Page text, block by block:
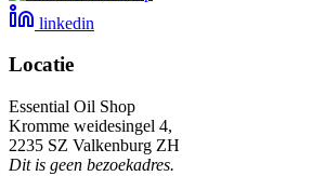
linkedin
Locatie
Essential Oil Shop
Kromme weidesingel 4,
2235 SZ Valkenburg ZH
Dit is geen bezoekadres.